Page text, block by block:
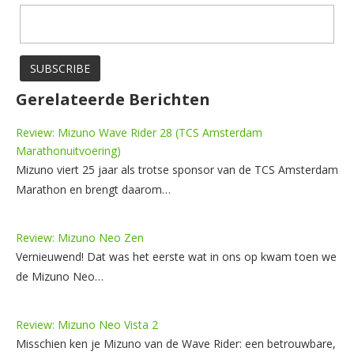
Gerelateerde Berichten
Review: Mizuno Wave Rider 28 (TCS Amsterdam
Marathonuitvoering)
Mizuno viert 25 jaar als trotse sponsor van de TCS Amsterdam
Marathon en brengt daarom…
Review: Mizuno Neo Zen
Vernieuwend! Dat was het eerste wat in ons op kwam toen we
de Mizuno Neo…
Review: Mizuno Neo Vista 2
Misschien ken je Mizuno van de Wave Rider: een betrouwbare,